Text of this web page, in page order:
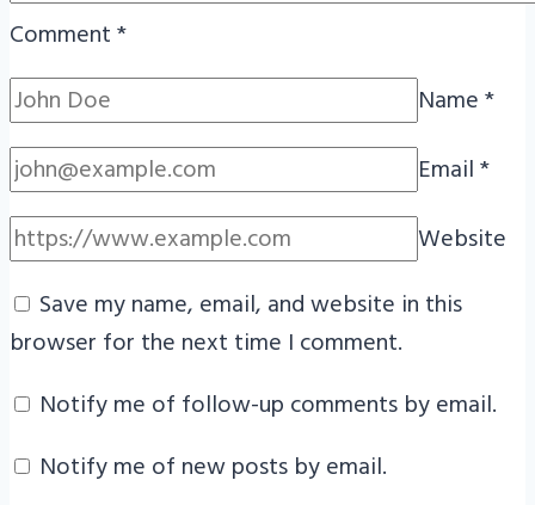
Comment*
Name*
Email*
Website
Save my name, email, and website in this
browser for the next time I comment.
Notify me of follow-up comments by email.
Notify me of new posts by email.